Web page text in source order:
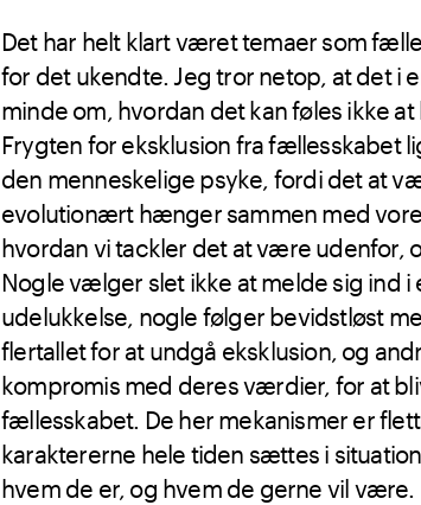
Det har helt klart været temaer som
for det ukendte. Jeg tror netop, at det i
minde om, hvordan det kan føles ikke
Frygten for eksklusion fra fællesskabet
den menneskelige psyke, fordi det at
evolutionært hænger sammen med
hvordan vi tackler det at være udenfor,
Nogle vælger slet ikke at melde sig ind
udelukkelse, nogle følger bevidstløst
flertallet for at undgå eksklusion, og
kompromis med deres værdier, for at
fællesskabet. De her mekanismer er
karaktererne hele tiden sættes i
hvem de er, og hvem de gerne vil være.